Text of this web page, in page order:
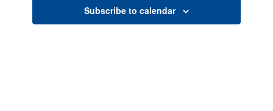
Subscribe to calendar